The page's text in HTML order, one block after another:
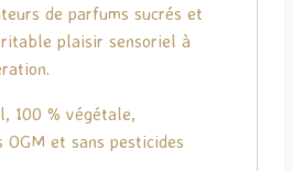
de parfums sucrés et
plaisir sensoriel à
100 % végétale,
OGM et sans pesticides